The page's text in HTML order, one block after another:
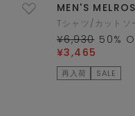
MEN'S
Tシャツ/カットソ
¥6,930 50%
¥3,465
再入荷 SALE